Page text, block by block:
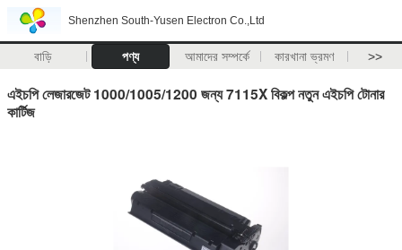
Shenzhen South-Yusen Electron Co.,Ltd
বাড়ি পণ্য আমাদের সম্পর্কে কারখানা ভ্রমণ >>
এইচপি লেজারজেট 1000/1005/1200 জন্য 7115X বিকল্প নতুন এইচপি টোনার
কার্টিজ